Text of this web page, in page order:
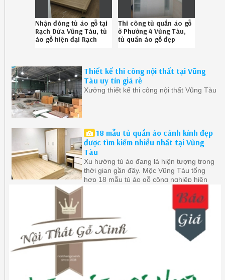
Nhận đóng tủ áo gỗ tại
Rạch Dừa Vũng Tàu, tủ
áo gỗ hiện đại Rạch
Thi công tủ quần áo gỗ
ở Phường 4 Vũng Tàu,
tủ quần áo gỗ đẹp
Thiết kế thi công nội thất tại Vũng
Tàu uy tín giá rẻ
Xưởng thiết kế thi công nội thất Vũng Tàu
18 mẫu tủ quần áo cánh kính đẹp
được tìm kiếm nhiều nhất tại Vũng
Tàu
Xu hướng tủ áo đang là hiện tượng trong
thời gian gần đây. Mộc Vũng Tàu tổng
hợp 18 mẫu tủ áo gỗ công nghiệp hiện